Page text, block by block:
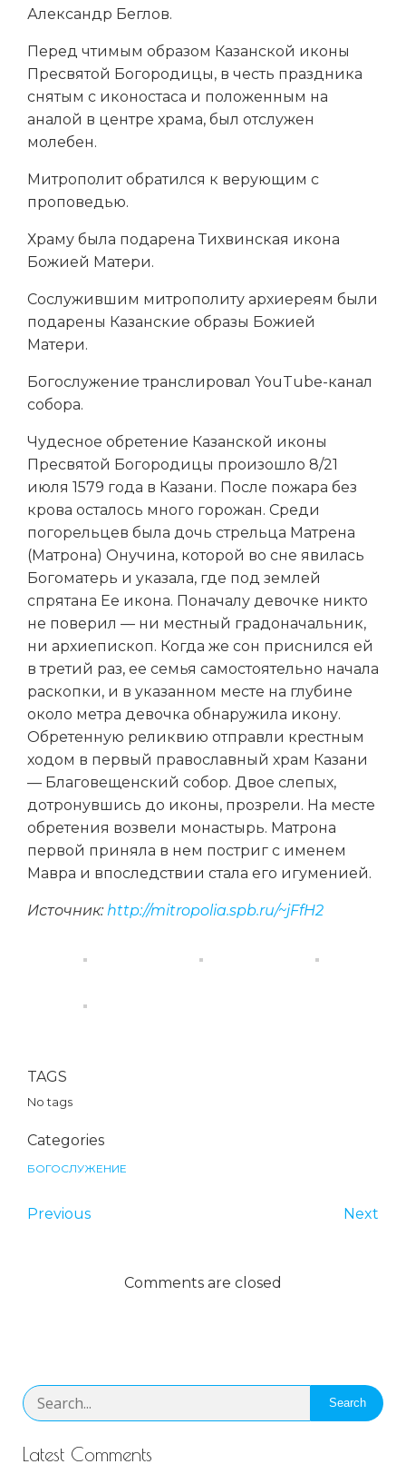
Александр Беглов.
Перед чтимым образом Казанской иконы
Пресвятой Богородицы, в честь праздника
снятым с иконостаса и положенным на
аналой в центре храма, был отслужен
молебен.
Митрополит обратился к верующим с
проповедью.
Храму была подарена Тихвинская икона
Божией Матери.
Сослужившим митрополиту архиереям были
подарены Казанские образы Божией
Матери.
Богослужение транслировал YouTube-канал
собора.
Чудесное обретение Казанской иконы
Пресвятой Богородицы произошло 8/21
июля 1579 года в Казани. После пожара без
крова осталось много горожан. Среди
погорельцев была дочь стрельца Матрена
(Матрона) Онучина, которой во сне явилась
Богоматерь и указала, где под землей
спрятана Ее икона. Поначалу девочке никто
не поверил — ни местный градоначальник,
ни архиепископ. Когда же сон приснился ей
в третий раз, ее семья самостоятельно начала
раскопки, и в указанном месте на глубине
около метра девочка обнаружила икону.
Обретенную реликвию отправли крестным
ходом в первый православный храм Казани
— Благовещенский собор. Двое слепых,
дотронувшись до иконы, прозрели. На месте
обретения возвели монастырь. Матрона
первой приняла в нем постриг с именем
Мавра и впоследствии стала его игуменией.
Источник: http://mitropolia.spb.ru/~jFfH2
TAGS
No tags
Categories
БОГОСЛУЖЕНИЕ
Previous Next
Comments are closed
Search
Latest Comments